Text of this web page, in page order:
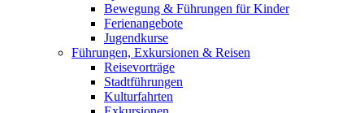
Bewegung & Führungen für Kinder
Ferienangebote
Jugendkurse
Führungen, Exkursionen & Reisen
Reisevorträge
Stadtführungen
Kulturfahrten